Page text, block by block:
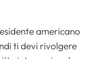
americano
ti devi rivolgere